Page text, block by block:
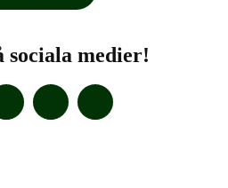
sociala medier!